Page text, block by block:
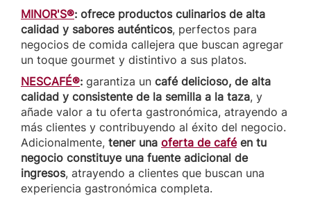
MINOR'S®: ofrece productos culinarios de alta
calidad y sabores auténticos, perfectos para
negocios de comida callejera que buscan agregar
un toque gourmet y distintivo a sus platos.
NESCAFÉ®: garantiza un café delicioso, de alta
calidad y consistente de la semilla a la taza, y
añade valor a tu oferta gastronómica, atrayendo a
más clientes y contribuyendo al éxito del negocio.
Adicionalmente, tener una oferta de caféen tu
negocio constituye una fuente adicional de
ingresos, atrayendo a clientes que buscan una
experiencia gastronómica completa.